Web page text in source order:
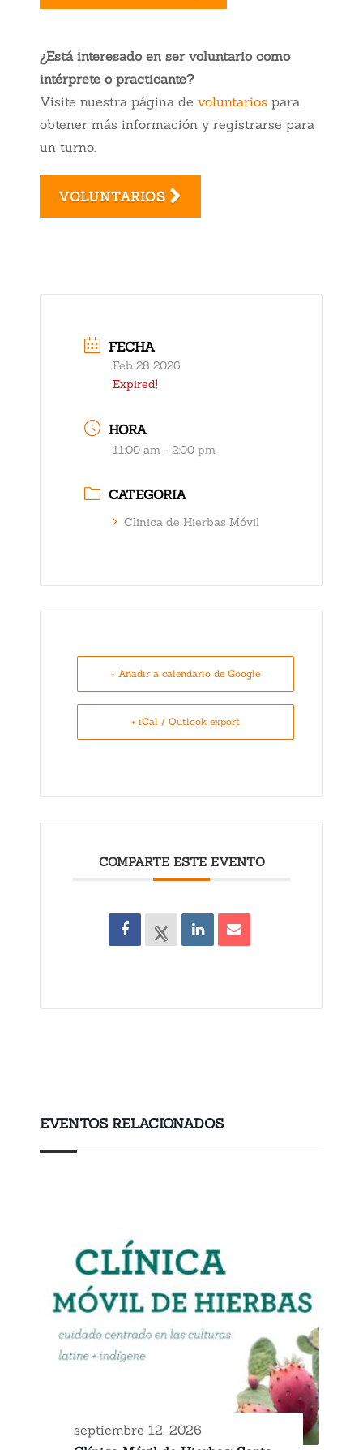
¿Está interesado en ser voluntario como
intérprete o practicante?
Visite nuestra página de voluntarios para
obtener más información y registrarse para
un turno.
VOLUNTARIOS
FECHA
Feb 28 2026
Expired!
HORA
11:00 am - 2:00 pm
CATEGORIA
Clinica de Hierbas Móvil
+ Añadir a calendario de Google
+ iCal / Outlook export
COMPARTE ESTE EVENTO
EVENTOS RELACIONADOS
septiembre 12, 2026